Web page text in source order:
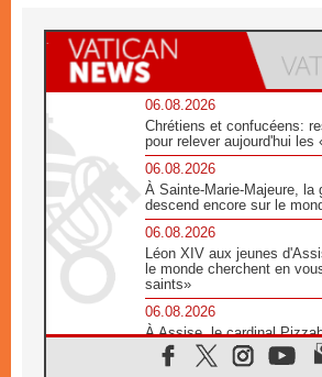
06.08.2026
Chrétiens et confucéens:
pour relever aujourd'hui les
06.08.2026
À Sainte-Marie-Majeure, la
descend encore sur le
06.08.2026
Léon XIV aux jeunes
le monde cherchent en
saints»
06.08.2026
À Assise, le cardinal
«les chrétiens veulent la